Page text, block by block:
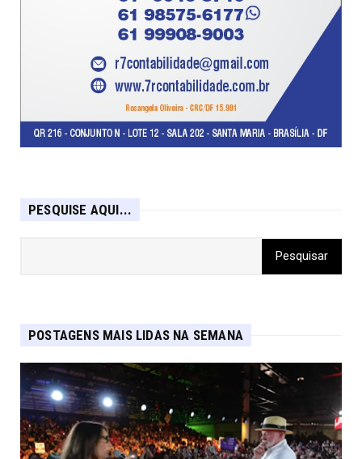
PESQUISE AQUI...
POSTAGENS MAIS LIDAS NA SEMANA